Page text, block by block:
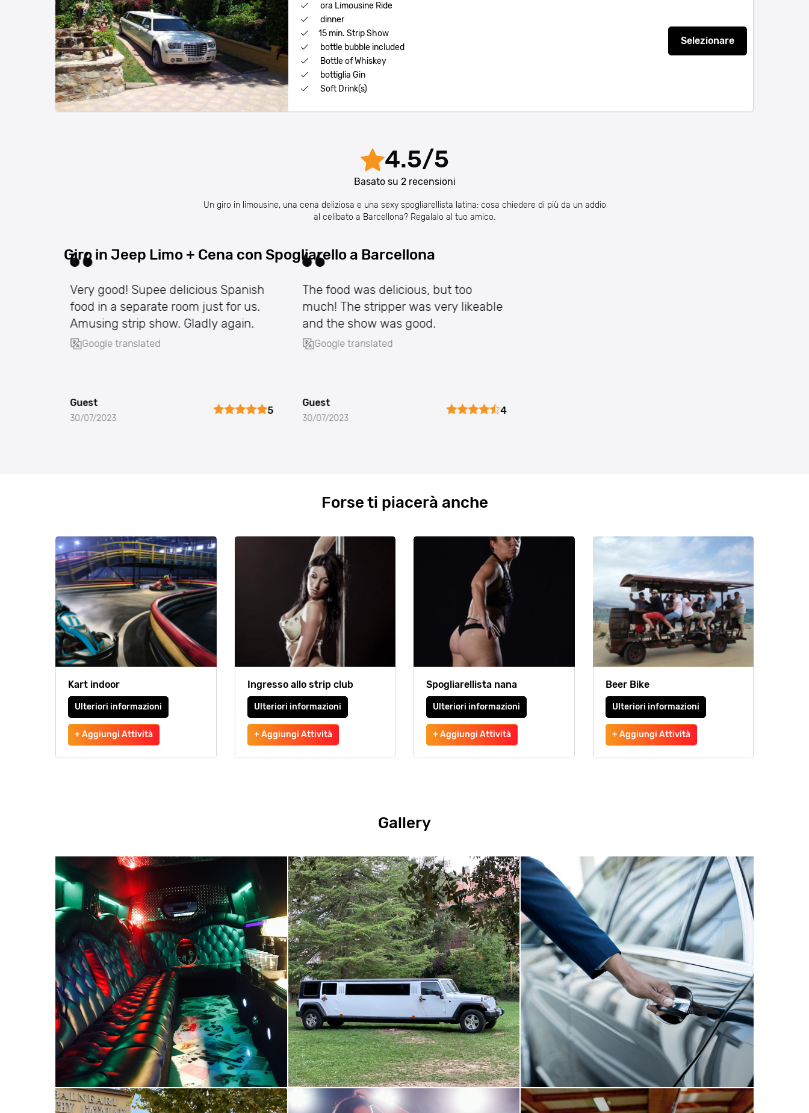
ora Limousine Ride
dinner
15 min. Strip Show
bottle bubble included
Bottle of Whiskey
bottiglia Gin
Soft Drink(s)
Selezionare
4.5/5
Basato su 2recensioni
Un giro in limousine, una cena deliziosa e una sexy spogliarellista latina: cosa chiedere di più da un addio
al celibato a Barcellona? Regalalo al tuo amico.
Giro in Jeep Limo + Cena con Spogliarello a Barcellona
Very good! Supee delicious Spanish
food in a separate room just for us.
Amusing strip show. Gladly again.
Google translated
Guest
30/07/2023
5
The food was delicious, but too
much! The stripper was very likeable
and the show was good.
Google translated
Guest
30/07/2023
4
Forse ti piacerà anche
Kart indoor
Ulteriori informazioni
+ Aggiungi Attività
Ingresso allo strip club
Ulteriori informazioni
+ Aggiungi Attività
Spogliarellista nana
Ulteriori informazioni
+ Aggiungi Attività
Beer Bike
Ulteriori informazioni
+ Aggiungi Attività
Gallery